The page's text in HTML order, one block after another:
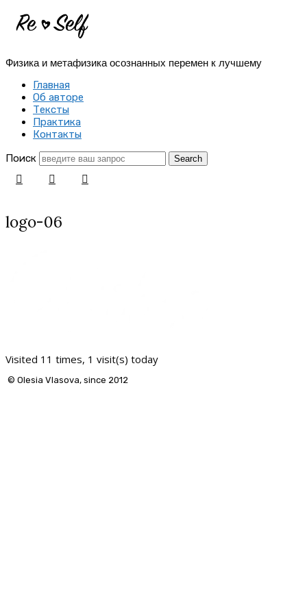
Re-
|
Создай
себя
заново
Физика и метафизика осознанных перемен к лучшему
Главная
Об авторе
Тексты
Практика
Контакты
Поиск
logo-06
Visited 11 times, 1 visit(s) today
© Olesia Vlasova, since 2012